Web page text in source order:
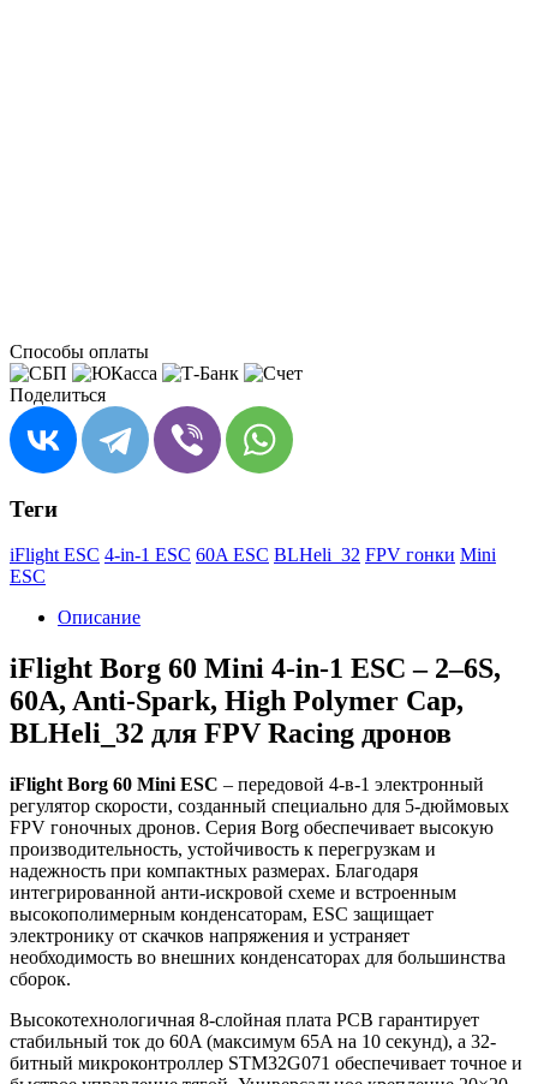
Способы оплаты
Поделиться
Теги
iFlight ESC 4-in-1 ESC 60A ESC BLHeli_32 FPV гонки Mini
ESC
Описание
iFlight Borg 60 Mini 4-in-1 ESC – 2–6S,
60A, Anti-Spark, High Polymer Cap,
BLHeli_32 для FPV Racing дронов
iFlight Borg 60 Mini ESC – передовой 4-в-1 электронный
регулятор скорости, созданный специально для 5-дюймовых
FPV гоночных дронов. Серия Borg обеспечивает высокую
производительность, устойчивость к перегрузкам и
надежность при компактных размерах. Благодаря
интегрированной анти-искровой схеме и встроенным
высокополимерным конденсаторам, ESC защищает
электронику от скачков напряжения и устраняет
необходимость во внешних конденсаторах для большинства
сборок.
Высокотехнологичная 8-слойная плата PCB гарантирует
стабильный ток до 60A (максимум 65A на 10 секунд), а 32-
битный микроконтроллер STM32G071 обеспечивает точное и